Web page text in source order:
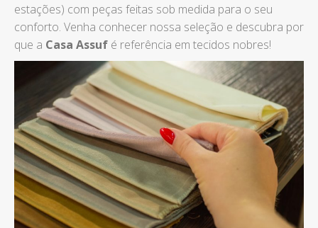
estações) com peças feitas sob medida para o seu
conforto. Venha conhecer nossa seleção e descubra por
que a Casa Assuf é referência em tecidos nobres!